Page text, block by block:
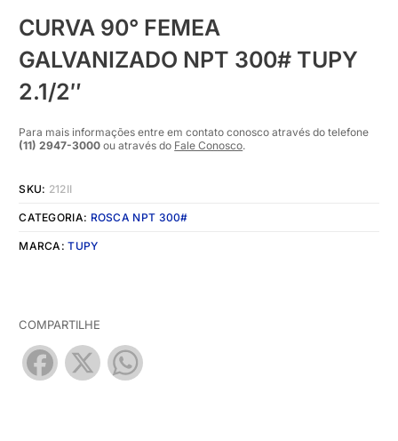
CURVA 90° FEMEA
GALVANIZADO NPT 300# TUPY
2.1/2″
Para mais informações entre em contato conosco através do telefone
(11) 2947-3000 ou através do Fale Conosco.
SKU: 212II
CATEGORIA: ROSCA NPT 300#
MARCA:TUPY
COMPARTILHE
Facebook
X